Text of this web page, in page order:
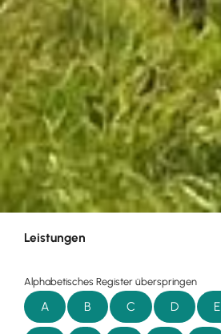
Leistungen
Alphabetisches Register überspringen
A B C D E